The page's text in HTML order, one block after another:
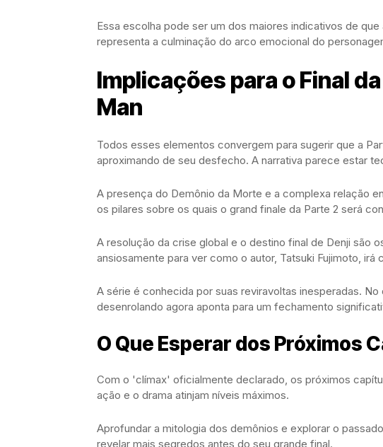
Essa escolha pode ser um dos maiores indicativos de
representa a culminação do arco emocional do
Implicações para o Final
Man
Todos esses elementos convergem para sugerir que a
aproximando de seu desfecho. A narrativa parece estar
A presença do Demônio da Morte e a complexa relação
os pilares sobre os quais o grand finale da Parte 2 será
A resolução da crise global e o destino final de Denji são
ansiosamente para ver como o autor, Tatsuki Fujimoto, irá
A série é conhecida por suas reviravoltas inesperadas.
desenrolando agora aponta para um fechamento
O Que Esperar dos Próximos
Com o 'clímax' oficialmente declarado, os próximos
ação e o drama atinjam níveis máximos.
Aprofundar a mitologia dos demônios e explorar o
revelar mais segredos antes do seu grande final.